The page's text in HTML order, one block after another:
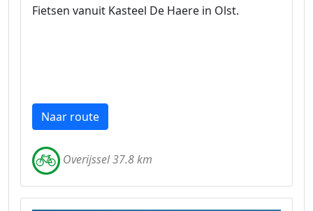
Fietsen vanuit Kasteel De Haere in Olst.
Naar route
Overijssel 37.8 km